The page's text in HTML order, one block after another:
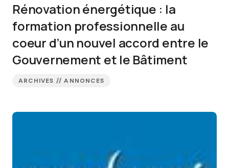
Rénovation énergétique : la
formation professionnelle au
coeur d’un nouvel accord entre le
Gouvernement et le Bâtiment
ARCHIVES // ANNONCES